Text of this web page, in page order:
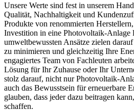
Unsere Werte sind fest in unserem
Qualität, Nachhaltigkeit und
Produkte von renommierten
Investition in eine Photovoltaik-Anlage
umweltbewussten Ansätze zielen
zu minimieren und gleichzeitig Ihre
engagiertes Team von Fachleuten
Lösung für Ihr Zuhause oder Ihr
stolz darauf, nicht nur Photovoltaik-
auch das Bewusstsein für erneuerbare
glauben, dass jeder dazu beitragen
schaffen.